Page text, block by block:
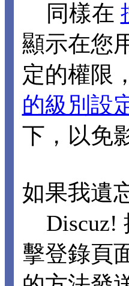
同樣在
顯示在您
定的權限
的級別設
下，以免
如果我遺
Discuz!
擊登錄頁